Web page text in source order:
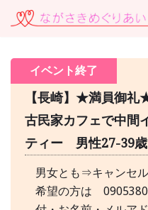
コ
イベント終了
【長崎】★満員御
古民家カフェで中間
ティー 男性27-39
男女とも⇒キャンセ
希望の方は